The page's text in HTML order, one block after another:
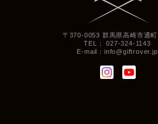
〒370-0053 群馬県高崎市通
TEL： 027-324-1143
E-mail：info@giftrover.jp